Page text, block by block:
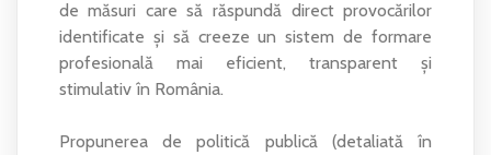
de măsuri care să răspundă direct provocărilor
identificate și să creeze un sistem de formare
profesională mai eficient, transparent și
stimulativ în România.
Propunerea de politică publică (detaliată în